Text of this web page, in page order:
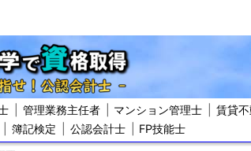
管理業務主任者 マンション管理士 賃貸
簿記検定 公認会計士 FP技能士